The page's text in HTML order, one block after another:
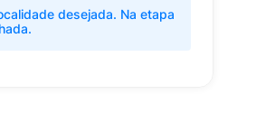
desejada. Na etapa